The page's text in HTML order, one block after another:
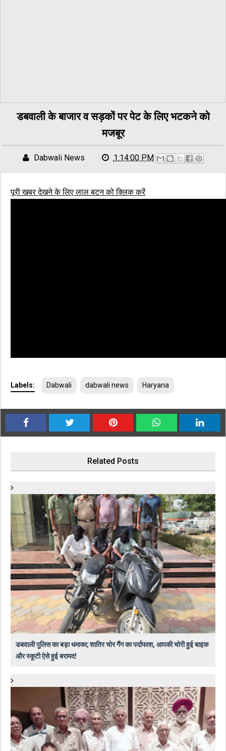
डबवाली के बाजार व सड़कों पर पेट के लिए भटकने को
मजबूर
Dabwali News 1:14:00 PM
पूरी खबर देखने के लिए लाल बटन को क्लिक करें
Labels: Dabwali dabwali news Haryana
Related Posts
डबवाली पुलिस का बड़ा धमाका; शातिर चोर गैंग का पर्दाफाश, आपकी चोरी हुई बाइक
और स्कूटी ऐसे हुई बरामद!